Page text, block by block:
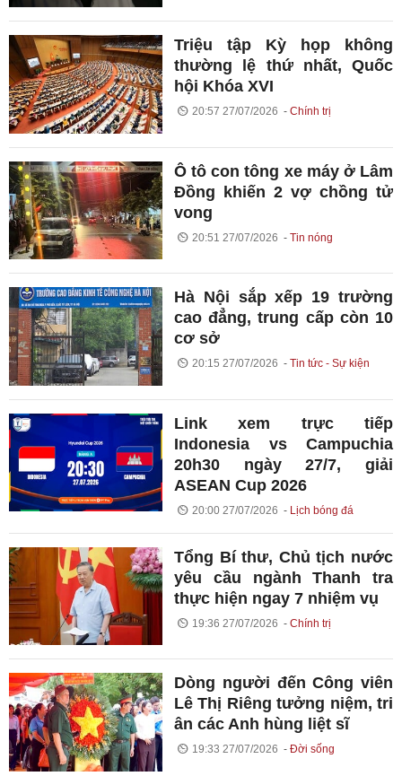
Triệu tập Kỳ họp không
thường lệ thứ nhất, Quốc
hội Khóa XVI
20:57 27/07/2026 Chính trị
Ô tô con tông xe máy ở Lâm
Đồng khiến 2 vợ chồng tử
vong
20:51 27/07/2026 Tin nóng
Hà Nội sắp xếp 19 trường
cao đẳng, trung cấp còn 10
cơ sở
20:15 27/07/2026 Tin tức - Sự kiện
Link xem trực tiếp
Indonesia vs Campuchia
20h30 ngày 27/7, giải
ASEAN Cup 2026
20:00 27/07/2026 Lịch bóng đá
Tổng Bí thư, Chủ tịch nước
yêu cầu ngành Thanh tra
thực hiện ngay 7 nhiệm vụ
19:36 27/07/2026 Chính trị
Dòng người đến Công viên
Lê Thị Riêng tưởng niệm, tri
ân các Anh hùng liệt sĩ
19:33 27/07/2026 Đời sống